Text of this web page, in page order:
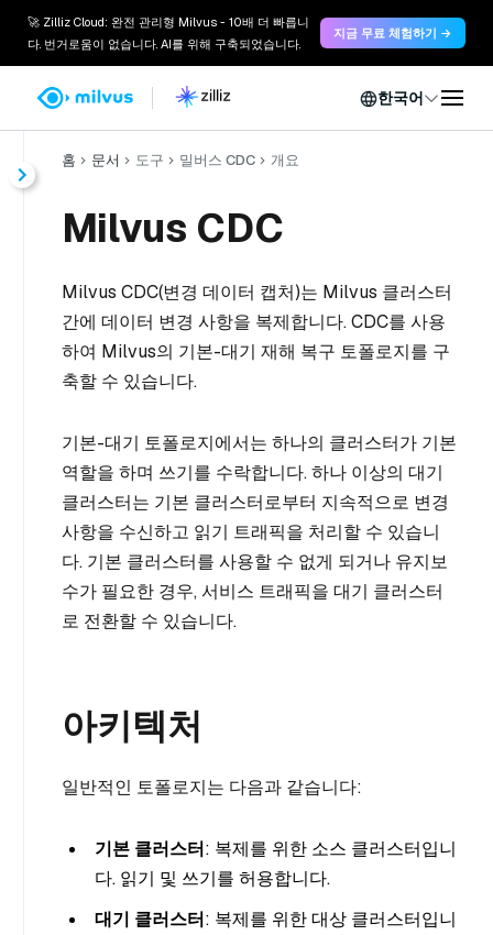
🚀 Zilliz Cloud: 완전 관리형 Milvus - 10배 더 빠릅니
다. 번거로움이 없습니다. AI를 위해 구축되었습니다.
지금 무료 체험하기 →
한국어
홈 문서 도구 밀버스 CDC 개요
Milvus CDC
Milvus CDC(변경 데이터 캡처)는 Milvus 클러스터
간에 데이터 변경 사항을 복제합니다. CDC를 사용
하여 Milvus의 기본-대기 재해 복구 토폴로지를 구
축할 수 있습니다.
기본-대기 토폴로지에서는 하나의 클러스터가 기본
역할을 하며 쓰기를 수락합니다. 하나 이상의 대기
클러스터는 기본 클러스터로부터 지속적으로 변경
사항을 수신하고 읽기 트래픽을 처리할 수 있습니
다. 기본 클러스터를 사용할 수 없게 되거나 유지보
수가 필요한 경우, 서비스 트래픽을 대기 클러스터
로 전환할 수 있습니다.
아키텍처
일반적인 토폴로지는 다음과 같습니다:
기본 클러스터: 복제를 위한 소스 클러스터입니
다. 읽기 및 쓰기를 허용합니다.
대기 클러스터: 복제를 위한 대상 클러스터입니